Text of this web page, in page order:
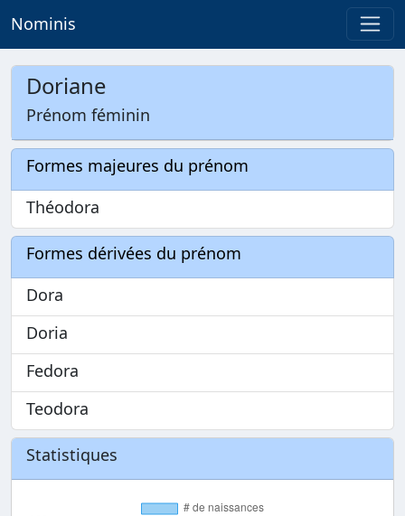
Nominis
Doriane
Prénom féminin
Formes majeures du prénom
Théodora
Formes dérivées du prénom
Dora
Doria
Fedora
Teodora
Statistiques